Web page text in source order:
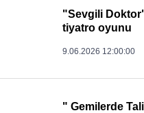
"Sevgili
tiyatro oyunu
9.06.2026 12:00:00
" Gemilerde